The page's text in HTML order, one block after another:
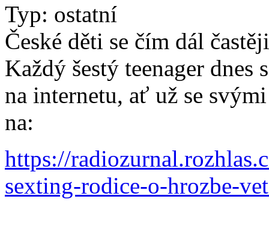
Typ: ostatní
České děti se čím dál
Každý šestý teenager
na internetu, ať už se
na:
https://
sexting-rodice-o-hrozbe-